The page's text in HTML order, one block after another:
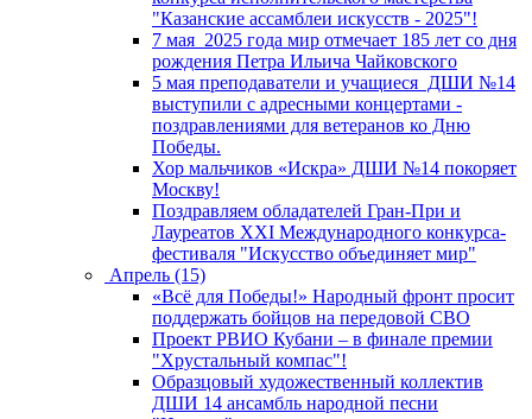
"Казанские ассамблеи искусств - 2025"!
7 мая 2025 года мир отмечает 185 лет со дня
рождения Петра Ильича Чайковского
5 мая преподаватели и учащиеся ДШИ №14
выступили с адресными концертами -
поздравлениями для ветеранов ко Дню
Победы.
Хор мальчиков «Искра» ДШИ №14 покоряет
Москву!
Поздравляем обладателей Гран-При и
Лауреатов XXI Международного конкурса-
фестиваля "Искусство объединяет мир"
Апрель (15)
«Всё для Победы!» Народный фронт просит
поддержать бойцов на передовой СВО
Проект РВИО Кубани – в финале премии
"Хрустальный компас"!
Образцовый художественный коллектив
ДШИ 14 ансамбль народной песни